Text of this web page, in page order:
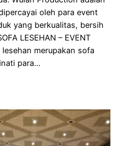
oleh para event
yang berkualitas, bersih
LESEHAN – EVENT
lesehan merupakan sofa
para…